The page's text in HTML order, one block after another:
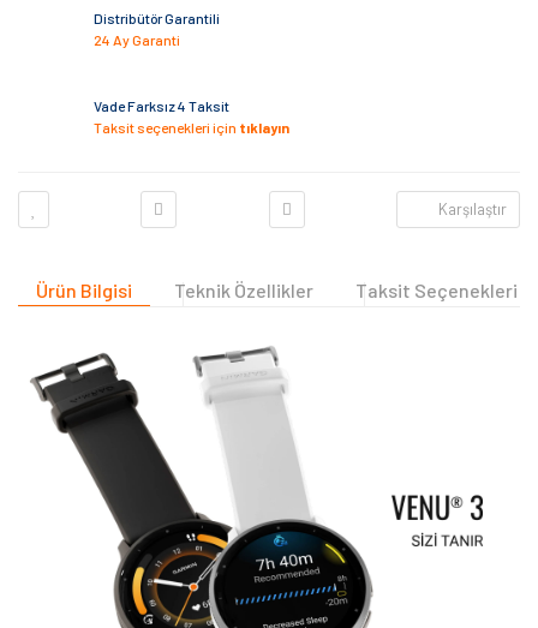
Distribütör Garantili
24 Ay Garanti
Vade Farksız 4 Taksit
Taksit seçenekleri için tıklayın
Karşılaştır
Ürün Bilgisi Teknik Özellikler Taksit Seçenekleri